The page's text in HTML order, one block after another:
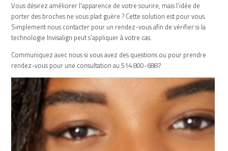
Vous désirez améliorer l’apparence de votre sourire, mais l’idée de
porter des broches ne vous plait guère ? Cette solution est pour vous.
Simplement nous contacter pour un rendez-vous afin de vérifier si la
technologie Invisalign peut s’appliquer à votre cas.
Communiquez avec nous si vous avez des questions ou pour prendre
rendez-vous pour une consultation au 514 800-6887